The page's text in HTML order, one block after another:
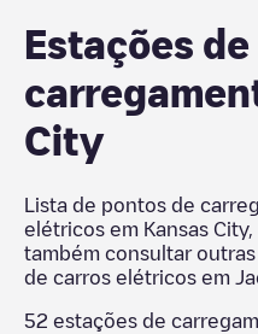
Estações de
City
Lista de pontos de
elétricos em Kansas City,
também consultar
de carros elétricos em
52 estações de